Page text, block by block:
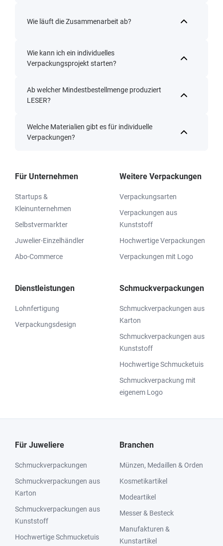
Wie läuft die Zusammenarbeit ab?
Wie kann ich ein individuelles
Verpackungsprojekt starten?
Ab welcher Mindestbestellmenge produziert
LESER?
Welche Materialien gibt es für individuelle
Verpackungen?
Für Unternehmen
Startups &
Kleinunternehmen
Selbstvermarkter
Juwelier-Einzelhändler
Abo-Commerce
Weitere Verpackungen
Verpackungsarten
Verpackungen aus
Kunststoff
Hochwertige Verpackungen
Verpackungen mit Logo
Dienstleistungen
Lohnfertigung
Verpackungsdesign
Schmuckverpackungen
Schmuckverpackungen aus
Karton
Schmuckverpackungen aus
Kunststoff
Hochwertige Schmucketuis
Schmuckverpackung mit
eigenem Logo
Für Juweliere
Schmuckverpackungen
Schmuckverpackungen aus
Karton
Schmuckverpackungen aus
Kunststoff
Hochwertige Schmucketuis
Branchen
Münzen, Medaillen & Orden
Kosmetikartikel
Modeartikel
Messer & Besteck
Manufakturen &
Kunstartikel